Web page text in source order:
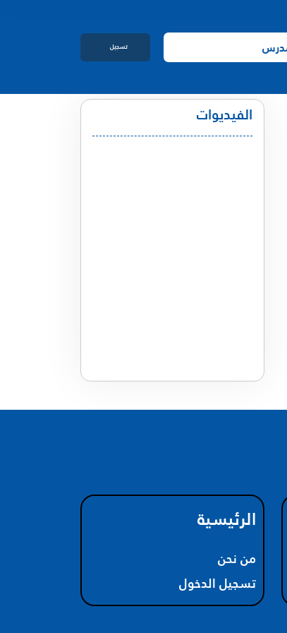
تسجيل
الدخول
الفيديوات
الرئيسية
من نحن
تسجيل الدخول